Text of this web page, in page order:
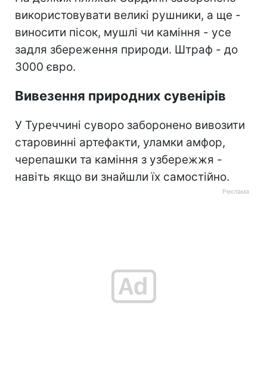
використовувати великі рушники, а ще -
виносити пісок, мушлі чи каміння - усе
задля збереження природи. Штраф - до
3000 євро.
Вивезення природних сувенірів
У Туреччині суворо заборонено вивозити
старовинні артефакти, уламки амфор,
черепашки та каміння з узбережжя -
навіть якщо ви знайшли їх самостійно.